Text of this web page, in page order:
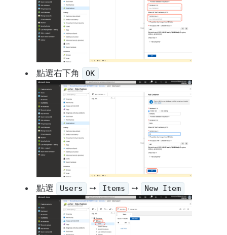
點選右下角 OK
點選 Users ➙ Items ➙ New Item